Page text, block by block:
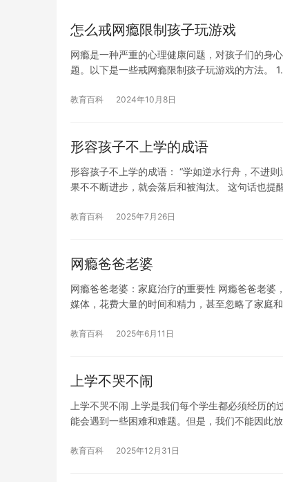
怎么戒网瘾限制孩子玩游戏
网瘾是一种严重的心理健康问题，对孩子们的身
题。以下是一些戒网瘾限制孩子玩游戏的方法。
教育百科 2024年10月8日
形容孩子不上学的成语
形容孩子不上学的成语： “学如逆水行舟，不进
果不不断进步，就会落后和被淘汰。 这句话也提
教育百科 2025年7月26日
网瘾爸爸老婆
网瘾爸爸老婆：家庭治疗的重要性 网瘾爸爸老
媒体，花费大量的时间和精力，甚至忽略了家庭
教育百科 2025年6月11日
上学不哭不闹
上学不哭不闹 上学是我们每个学生都必须经历
能会遇到一些困难和难题。但是，我们不能因此
教育百科 2025年12月31日